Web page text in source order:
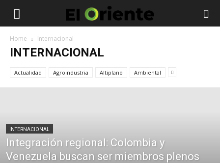
Home Internacional
INTERNACIONAL
Actualidad Agroindustria Altiplano Ambiental
INTERNACIONAL
Integración regional: Colombia y
Venezuela buscan ser miembros plenos